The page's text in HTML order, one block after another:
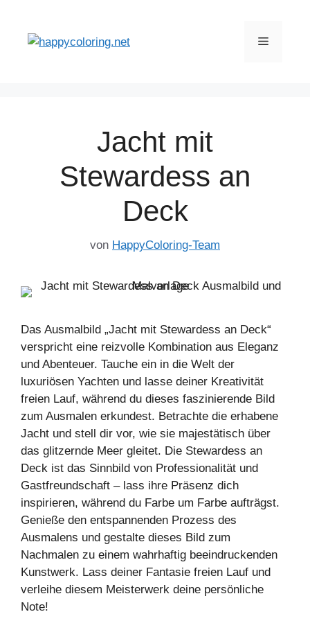
springen
Menü
Jacht mit
Stewardess an
Deck
von HappyColoring-Team
Das Ausmalbild „Jacht mit Stewardess an Deck“
verspricht eine reizvolle Kombination aus Eleganz
und Abenteuer. Tauche ein in die Welt der
luxuriösen Yachten und lasse deiner Kreativität
freien Lauf, während du dieses faszinierende Bild
zum Ausmalen erkundest. Betrachte die erhabene
Jacht und stell dir vor, wie sie majestätisch über
das glitzernde Meer gleitet. Die Stewardess an
Deck ist das Sinnbild von Professionalität und
Gastfreundschaft – lass ihre Präsenz dich
inspirieren, während du Farbe um Farbe aufträgst.
Genieße den entspannenden Prozess des
Ausmalens und gestalte dieses Bild zum
Nachmalen zu einem wahrhaftig beeindruckenden
Kunstwerk. Lass deiner Fantasie freien Lauf und
verleihe diesem Meisterwerk deine persönliche
Note!